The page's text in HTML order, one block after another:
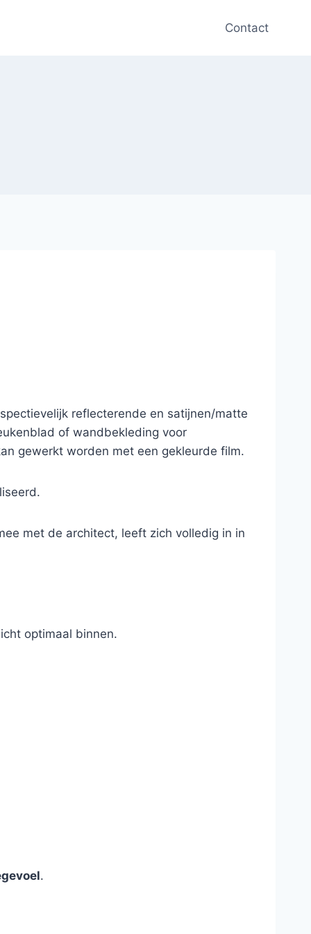
Contact
reflecterende en satijnen/matte
of wandbekleding voor
gewerkt worden met een gekleurde film.
met de architect, leeft zich volledig in in
optimaal binnen.
.